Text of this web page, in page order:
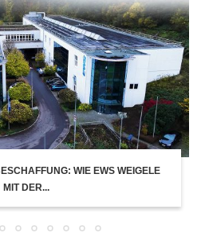
WIE EWS WEIGELE
MIT DER...